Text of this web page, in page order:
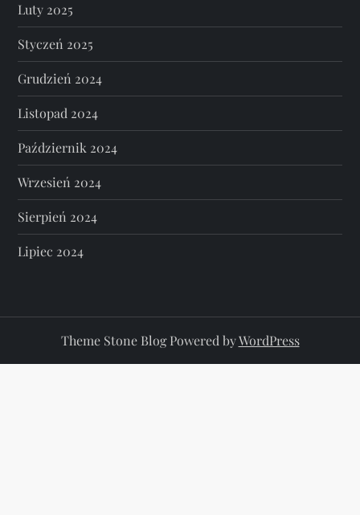
Luty 2025
Styczeń 2025
Grudzień 2024
Listopad 2024
Październik 2024
Wrzesień 2024
Sierpień 2024
Lipiec 2024
Theme Stone Blog Powered byWordPress